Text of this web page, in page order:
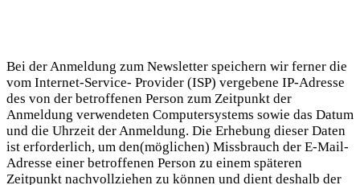
Bei der Anmeldung zum Newsletter speichern wir ferner die
vom Internet-Service- Provider (ISP) vergebene IP-Adresse
des von der betroffenen Person zum Zeitpunkt der
Anmeldung verwendeten Computersystems sowie das Datum
und die Uhrzeit der Anmeldung. Die Erhebung dieser Daten
ist erforderlich, um den(möglichen) Missbrauch der E-Mail-
Adresse einer betroffenen Person zu einem späteren
Zeitpunkt nachvollziehen zu können und dient deshalb der